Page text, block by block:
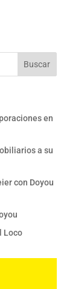
en
a su
con Doyou
Loco